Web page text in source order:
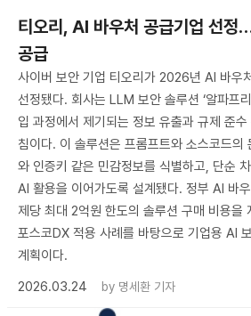
티오리, AI 바우처 공급기업 선
공급
사이버 보안 기업 티오리가 2026년 AI 바우
선정됐다. 회사는 LLM 보안 솔루션 ‘알파프
입 과정에서 제기되는 정보 유출과 규제 준
침이다. 이 솔루션은 프롬프트와 소스코드의
와 인증키 같은 민감정보를 식별하고, 단순
AI 활용을 이어가도록 설계됐다. 정부 AI 바
제당 최대 2억원 한도의 솔루션 구매 비용을
포스코DX 적용 사례를 바탕으로 기업용 AI
계획이다.
2026.03.24
by 명세환 기자